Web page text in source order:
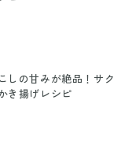
しの甘みが絶品！サク
き揚げレシピ